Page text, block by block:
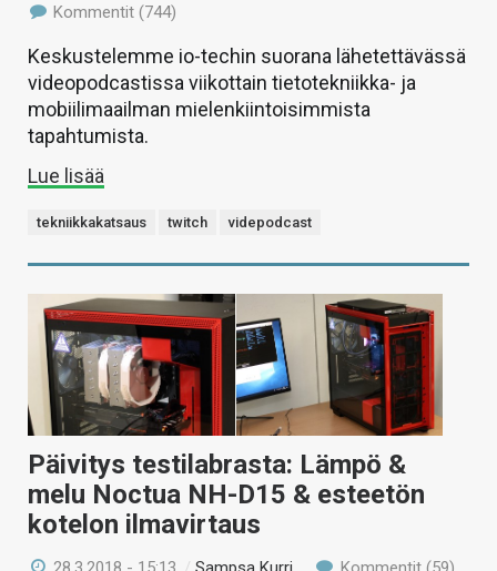
Kommentit (744)
Keskustelemme io-techin suorana lähetettävässä
videopodcastissa viikottain tietotekniikka- ja
mobiilimaailman mielenkiintoisimmista
tapahtumista.
Lue lisää
tekniikkakatsaus twitch videpodcast
Päivitys testilabrasta: Lämpö &
melu Noctua NH-D15 & esteetön
kotelon ilmavirtaus